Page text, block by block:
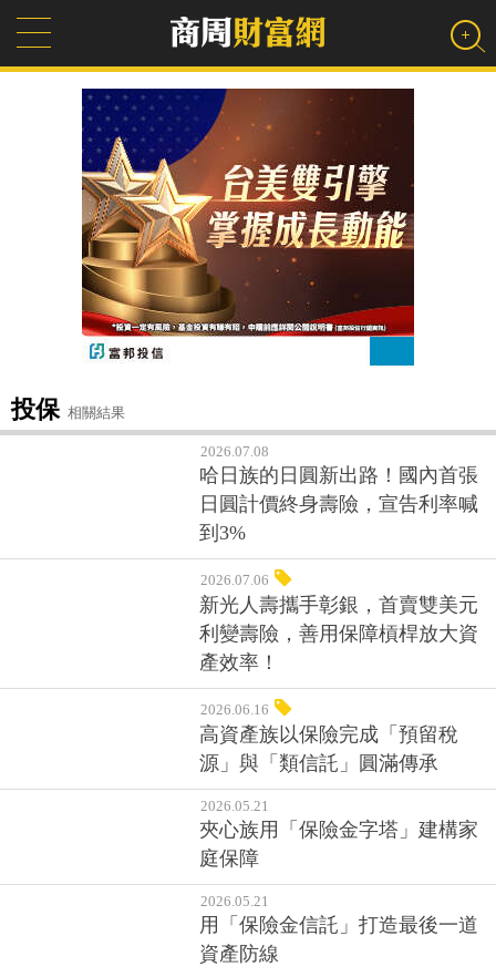
投保 相關結果
2026.07.08
哈日族的日圓新出路！國內首張
日圓計價終身壽險，宣告利率喊
到3%
2026.07.06
新光人壽攜手彰銀，首賣雙美元
利變壽險，善用保障槓桿放大資
產效率！
2026.06.16
高資產族以保險完成「預留稅
源」與「類信託」圓滿傳承
2026.05.21
夾心族用「保險金字塔」建構家
庭保障
2026.05.21
用「保險金信託」打造最後一道
資產防線